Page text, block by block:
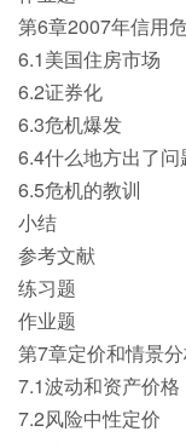
第6章2007年信用
6.1美国住房市场
6.2证券化
6.3危机爆发
6.4什么地方出了问
6.5危机的教训
小结
参考文献
练习题
作业题
第7章定价和情景
7.1波动和资产价格
7.2风险中性定价